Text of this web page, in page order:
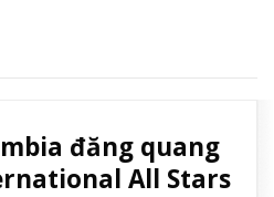
đăng quang
All Stars